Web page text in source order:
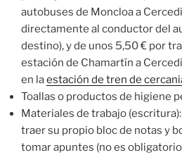
autobuses de Moncloa a
directamente al conductor del
destino), y de unos 5,50 € por
estación de Chamartín a
en laestación de tren de
Toallas o productos de higiene
Materiales de trabajo
traer su propio bloc de notas y
tomar apuntes (no es